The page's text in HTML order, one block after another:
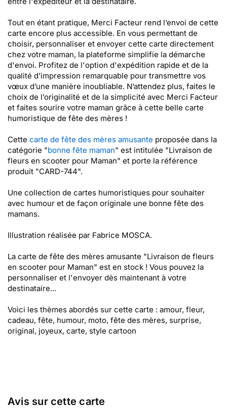
Tout en étant pratique, Merci Facteur rend l’envoi de cette
carte encore plus accessible. En vous permettant de
choisir, personnaliser et envoyer cette carte directement
chez votre maman, la plateforme simplifie la démarche
d'envoi. Profitez de l'option d'expédition rapide et de la
qualité d’impression remarquable pour transmettre vos
vœux d’une manière inoubliable. N’attendez plus, faites le
choix de l’originalité et de la simplicité avec Merci Facteur
et faites sourire votre maman grâce à cette belle carte
humoristique de fête des mères !
Cette carte de fête des mères amusante proposée dans la
catégorie "bonne fête maman" est intitulée "Livraison de
fleurs en scooter pour Maman" et porte la référence
produit "CARD-744".
Une collection de cartes humoristiques pour souhaiter
avec humour et de façon originale une bonne fête des
mamans.
Illustration réalisée par Fabrice MOSCA.
La carte de fête des mères amusante "Livraison de fleurs
en scooter pour Maman" est en stock ! Vous pouvez la
personnaliser et l'envoyer dès maintenant à votre
destinataire...
Voici les thèmes abordés sur cette carte : amour, fleur,
cadeau, fête, humour, moto, fête des mères, surprise,
original, joyeux, carte, style cartoon
Avis sur cette carte